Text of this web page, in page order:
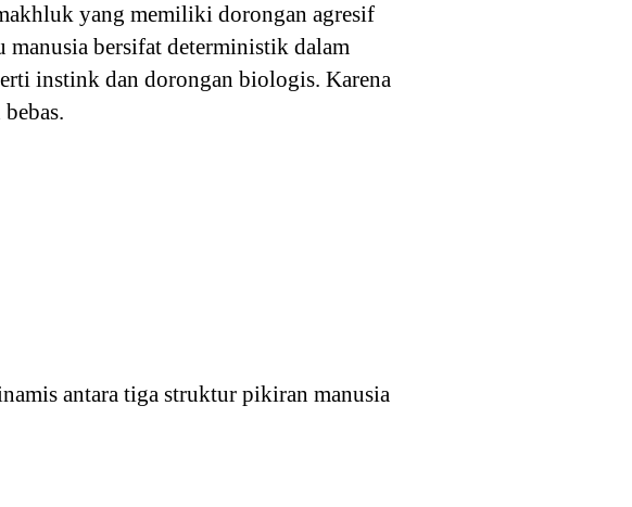
yang memiliki dorongan agresif
manusia bersifat deterministik dalam
instink dan dorongan biologis. Karena
antara tiga struktur pikiran manusia